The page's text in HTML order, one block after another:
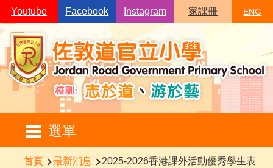
移至主內容
Youtube Facebook Instagram 家課冊 ENG
選單
Main
navigation
導
首頁 最新消息 2025-2026香港課外活動優秀學生表揚